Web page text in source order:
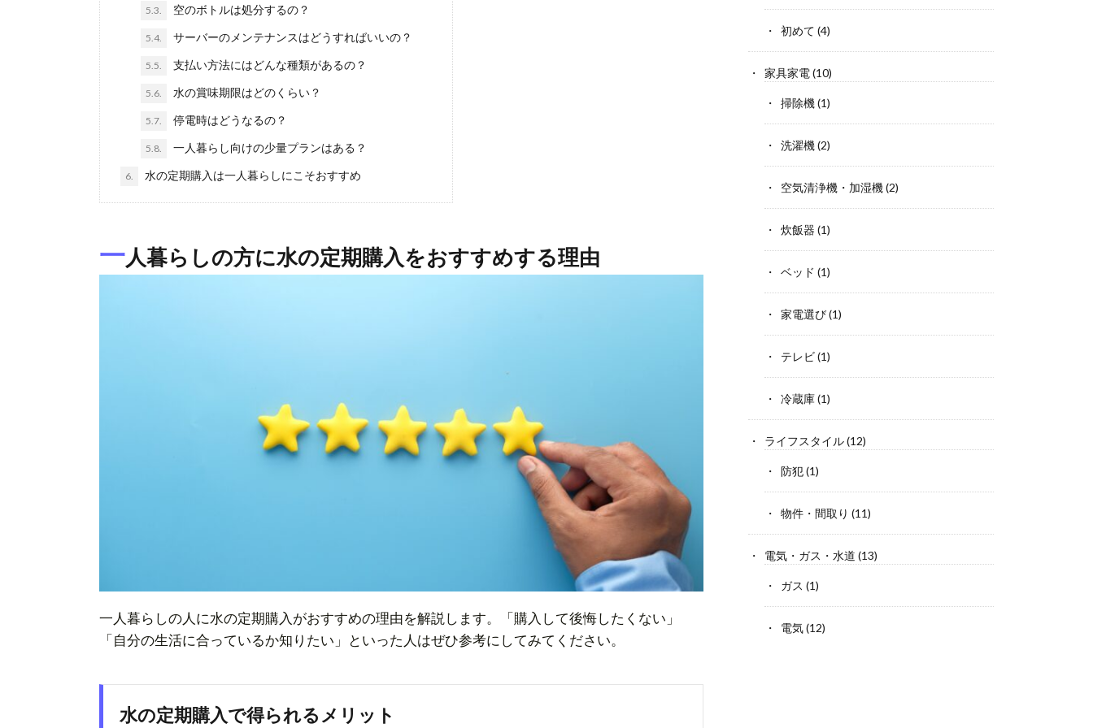
5.3. 空のボトルは処分するの？
5.4. サーバーのメンテナンスはどうすればいいの？
5.5. 支払い方法にはどんな種類があるの？
5.6. 水の賞味期限はどのくらい？
5.7. 停電時はどうなるの？
5.8. 一人暮らし向けの少量プランはある？
6. 水の定期購入は一人暮らしにこそおすすめ
一人暮らしの方に水の定期購入をおすすめする理由
一人暮らしの人に水の定期購入がおすすめの理由を解説します。「購入して後悔したくない」
「自分の生活に合っているか知りたい」といった人はぜひ参考にしてみてください。
水の定期購入で得られるメリット
初めて (4)
家具家電(10)
掃除機(1)
洗濯機(2)
空気清浄機・加湿機(2)
炊飯器 (1)
ベッド (1)
家電選び(1)
テレビ(1)
冷蔵庫(1)
ライフスタイル(12)
防犯(1)
物件・間取り (11)
電気・ガス・水道 (13)
ガス (1)
電気(12)